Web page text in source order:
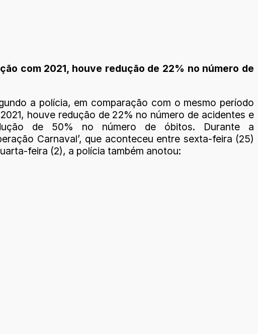
com 2021, houve redução de 22% no número de
a polícia, em comparação com o mesmo período
houve redução de 22% no número de acidentes e
de 50% no número de óbitos. Durante a
Carnaval’, que aconteceu entre sexta-feira (25)
feira (2), a polícia também anotou: